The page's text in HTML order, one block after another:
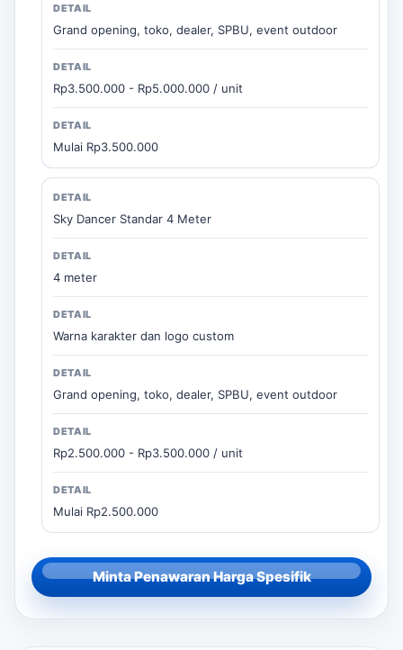
Grand opening, toko, dealer, SPBU, event outdoor
Rp3.500.000 - Rp5.000.000 / unit
Mulai Rp3.500.000
Sky Dancer Standar 4 Meter
4 meter
Warna karakter dan logo custom
Grand opening, toko, dealer, SPBU, event outdoor
Rp2.500.000 - Rp3.500.000 / unit
Mulai Rp2.500.000
Minta Penawaran Harga Spesifik